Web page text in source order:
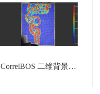
CorrelBOS 二维背景纹